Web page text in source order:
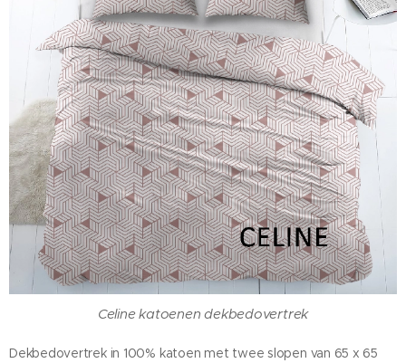
Celine katoenen dekbedovertrek
Dekbedovertrek in 100% katoen met twee slopen van 65 x 65